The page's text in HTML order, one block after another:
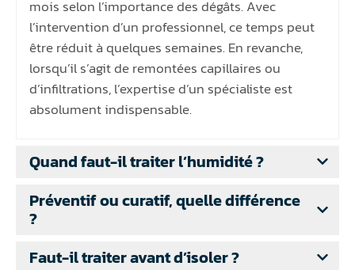
mois selon l’importance des dégâts. Avec
l’intervention d’un professionnel, ce temps peut
être réduit à quelques semaines. En revanche,
lorsqu’il s’agit de remontées capillaires ou
d’infiltrations, l’expertise d’un spécialiste est
absolument indispensable.
Quand faut-il traiter l’humidité ?
Préventif ou curatif, quelle différence
?
Faut-il traiter avant d’isoler ?